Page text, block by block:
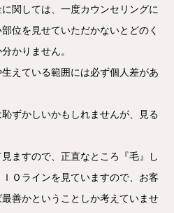
関しては、一度カウンセリングに
位を見せていただかないとどのく
かりません。
えている範囲には必ず個人差があ
ずかしいかもしれませんが、見る
ますので、正直なところ『毛』し
Ｏラインを見ていますので、お客
善かということしか考えていませ